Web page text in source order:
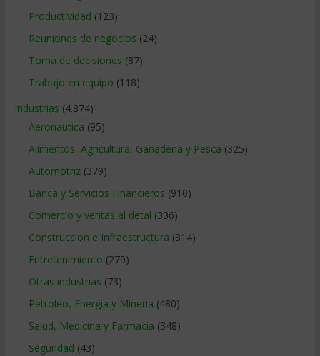
Productividad (123)
Reuniones de negocios (24)
Toma de decisiones (87)
Trabajo en equipo (118)
Industrias (4.874)
Aeronautica (95)
Alimentos, Agricultura, Ganaderia y Pesca (325)
Automotriz(379)
Banca y Servicios Financieros (910)
Comercio y ventas al detal (336)
Construccion e Infraestructura (314)
Entretenimiento (279)
Otras industrias (73)
Petroleo, Energia y Mineria (480)
Salud, Medicina y Farmacia (348)
Seguridad (43)